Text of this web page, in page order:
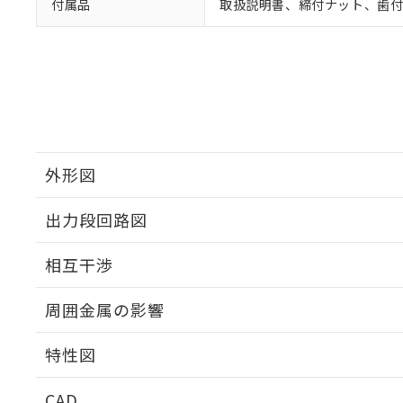
付属品 取扱説明書、締付ナット、歯
外形図
出力段回路図
相互干渉
周囲金属の影響
特性図